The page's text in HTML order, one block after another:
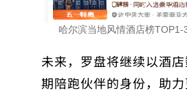
哈尔滨当地风情酒店榜TOP1-
未来，罗盘将继续以酒
期陪跑伙伴的身份，助